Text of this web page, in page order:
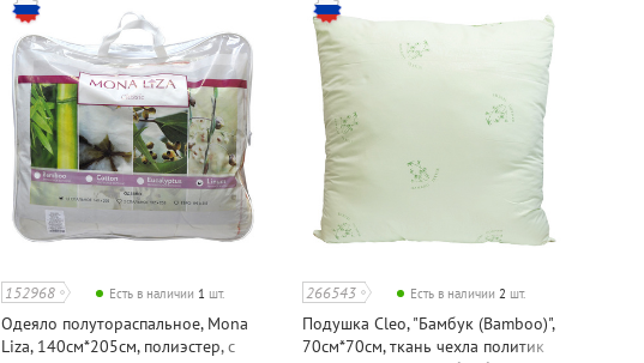
152968 Есть в наличии 1 шт.
Одеяло полутораспальное, Mona
Liza, 140см*205см, полиэстер, с
266543 Есть в наличии 2 шт.
Подушка Cleo, "Бамбук (Bamboo)",
70см*70см, ткань чехла политик